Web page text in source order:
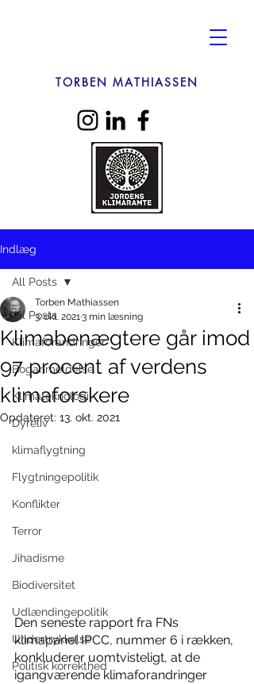
TORBEN MATHIASSEN
Indlæg
All Posts
Klimaforandringer
Boganmeldelse
Klimateknologi
Dyreliv
klimaflygtning
Flygtningepolitik
Konflikter
Terror
Jihadisme
Biodiversitet
Udlændingepolitik
Undertrykkelse
Politisk korrekthed
All Posts
Klimabenægtere går imod
97 procent af verdens
klimaforskere
Torben Mathiassen
3. okt. 20213 min læsning
Opdateret: 13. okt. 2021
Den seneste rapport fra FNs
klimapanel IPCC, nummer 6 i rækken,
konkluderer uomtvisteligt, at de
igangværende klimaforandringer